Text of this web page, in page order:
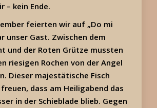
– kein Ende.
feierten wir auf „Do mi
unser Gast. Zwischen dem
und der Roten Grütze mussten
riesigen Rochen von der Angel
Dieser majestätische Fisch
dass am Heiligabend das
in der Schieblade blieb. Gegen